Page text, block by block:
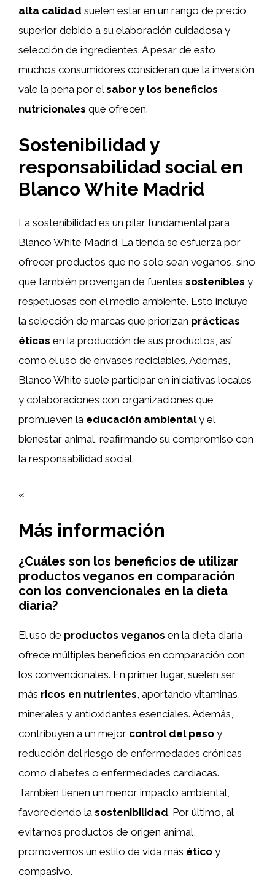
alta calidad suelen estar en un rango de precio
superior debido a su elaboración cuidadosa y
selección de ingredientes. A pesar de esto,
muchos consumidores consideran que la inversión
vale la pena por elsabor y los beneficios
nutricionales que ofrecen.
Sostenibilidad y
responsabilidad social en
Blanco White Madrid
La sostenibilidad es un pilar fundamental para
Blanco White Madrid. La tienda se esfuerza por
ofrecer productos que no solo sean veganos, sino
que también provengan de fuentes sostenibles y
respetuosas con el medio ambiente. Esto incluye
la selección de marcas que priorizan prácticas
éticas en la producción de sus productos, así
como el uso de envases reciclables. Además,
Blanco White suele participar en iniciativas locales
y colaboraciones con organizaciones que
promueven la educación ambientaly el
bienestar animal, reafirmando su compromiso con
la responsabilidad social.
«`
Más información
¿Cuáles son los beneficios de utilizar
productos veganos en comparación
con los convencionales en la dieta
diaria?
El uso de productos veganos en la dieta diaria
ofrece múltiples beneficios en comparación con
los convencionales. En primer lugar, suelen ser
más ricos en nutrientes, aportando vitaminas,
minerales y antioxidantes esenciales. Además,
contribuyen a un mejor control del peso y
reducción del riesgo de enfermedades crónicas
como diabetes o enfermedades cardiacas.
También tienen un menor impacto ambiental,
favoreciendo la sostenibilidad. Por último, al
evitarnos productos de origen animal,
promovemos un estilo de vida más ético y
compasivo.